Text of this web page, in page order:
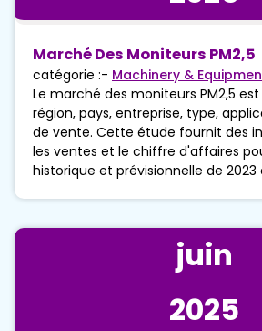
Marché Des Moniteurs PM2,5
catégorie :- Machinery &
Le marché des moniteurs PM2,5
région, pays, entreprise, type,
de vente. Cette étude fournit des
les ventes et le chiffre d'affaires
historique et prévisionnelle de 2023
juin
2025